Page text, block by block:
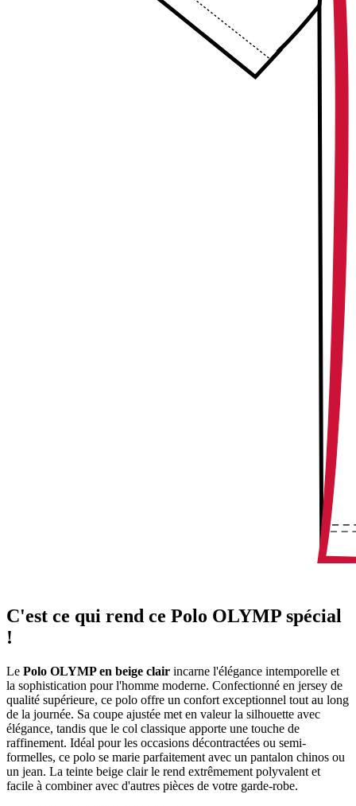
C'est ce qui rend ce Polo OLYMP spécial
!
Le Polo OLYMP en beige clair incarne l'élégance intemporelle et
la sophistication pour l'homme moderne. Confectionné en jersey de
qualité supérieure, ce polo offre un confort exceptionnel tout au long
de la journée. Sa coupe ajustée met en valeur la silhouette avec
élégance, tandis que le col classique apporte une touche de
raffinement. Idéal pour les occasions décontractées ou semi-
formelles, ce polo se marie parfaitement avec un pantalon chinos ou
un jean. La teinte beige clair le rend extrêmement polyvalent et
facile à combiner avec d'autres pièces de votre garde-robe.